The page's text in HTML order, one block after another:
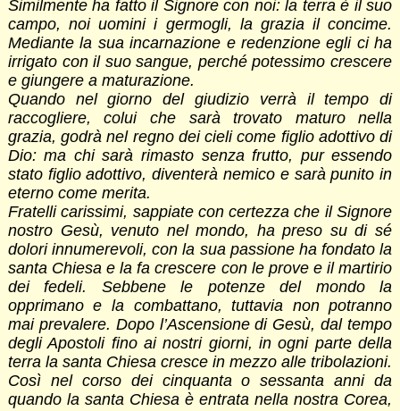
Similmente ha fatto il Signore con noi: la terra è il suo
campo, noi uomini i germogli, la grazia il concime.
Mediante la sua incarnazione e redenzione egli ci ha
irrigato con il suo sangue, perché potessimo crescere
e giungere a maturazione.
Quando nel giorno del giudizio verrà il tempo di
raccogliere, colui che sarà trovato maturo nella
grazia, godrà nel regno dei cieli come figlio adottivo di
Dio: ma chi sarà rimasto senza frutto, pur essendo
stato figlio adottivo, diventerà nemico e sarà punito in
eterno come merita.
Fratelli carissimi, sappiate con certezza che il Signore
nostro Gesù, venuto nel mondo, ha preso su di sé
dolori innumerevoli, con la sua passione ha fondato la
santa Chiesa e la fa crescere con le prove e il martirio
dei fedeli. Sebbene le potenze del mondo la
opprimano e la combattano, tuttavia non potranno
mai prevalere. Dopo l’Ascensione di Gesù, dal tempo
degli Apostoli fino ai nostri giorni, in ogni parte della
terra la santa Chiesa cresce in mezzo alle tribolazioni.
Così nel corso dei cinquanta o sessanta anni da
quando la santa Chiesa è entrata nella nostra Corea,